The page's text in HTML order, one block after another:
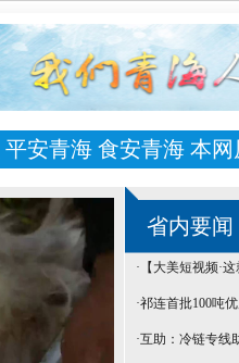
平安青海 食安青海 本网
省内要闻
· 【大美短视频·
·祁连首批100吨
·互助：冷链专线